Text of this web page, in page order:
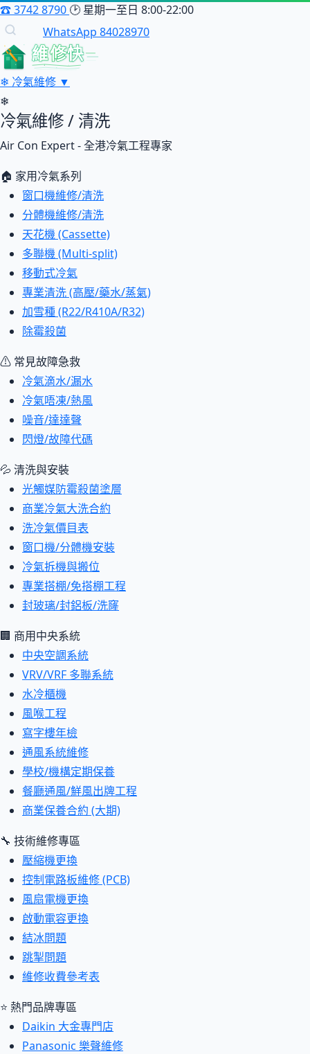
☎3742 8790 🕑 星期一至日 8:00-22:00
WhatsApp 84028970
維修快
❄ 冷氣維修 ▼
❄
冷氣維修 / 清洗
Air Con Expert - 全港冷氣工程專家
🏠 家用冷氣系列
窗口機維修/清洗
分體機維修/清洗
天花機 (Cassette)
多聯機 (Multi-split)
移動式冷氣
專業清洗 (高壓/藥水/蒸氣)
加雪種 (R22/R410A/R32)
除霉殺菌
⚠ 常見故障急救
冷氣滴水/漏水
冷氣唔凍/熱風
噪音/達達聲
閃燈/故障代碼
💦 清洗與安裝
光觸媒防霉殺菌塗層
商業冷氣大洗合約
洗冷氣價目表
窗口機/分體機安裝
冷氣拆機與搬位
專業搭棚/免搭棚工程
封玻璃/封鋁板/洗窿
🏢 商用中央系統
中央空調系統
VRV/VRF 多聯系統
水冷櫃機
風喉工程
寫字樓年檢
通風系統維修
學校/機構定期保養
餐廳通風/鮮風出牌工程
商業保養合約 (大期)
🔧 技術維修專區
壓縮機更換
控制電路板維修 (PCB)
風扇電機更換
啟動電容更換
結冰問題
跳掣問題
維修收費參考表
⭐ 熱門品牌專區
Daikin 大金專門店
Panasonic 樂聲維修